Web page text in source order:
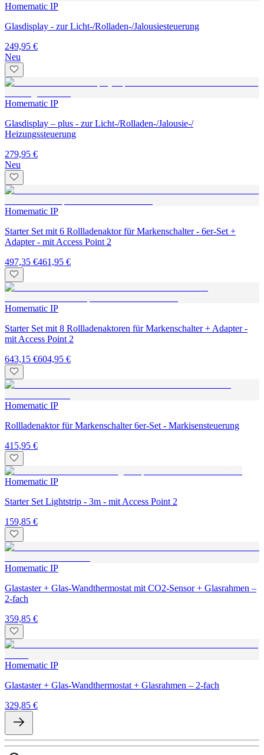
Homematic IP
Glasdisplay - zur Licht-/Rolladen-/Jalousiesteuerung
249,95 €
Neu
Homematic IP
Glasdisplay – plus - zur Licht-/Rolladen-/Jalousie-/
Heizungssteuerung
279,95 €
Neu
Homematic IP
Starter Set mit 6 Rollladenaktor für Markenschalter - 6er-Set +
Adapter - mit Access Point 2
497,35 €461,95 €
Homematic IP
Starter Set mit 8 Rollladenaktoren für Markenschalter + Adapter -
mit Access Point 2
643,15 €604,95 €
Homematic IP
Rollladenaktor für Markenschalter 6er-Set - Markisensteuerung
415,95 €
Homematic IP
Starter Set Lightstrip - 3m - mit Access Point 2
159,85 €
Homematic IP
Glastaster + Glas-Wandthermostat mit CO2-Sensor + Glasrahmen –
2-fach
359,85 €
Homematic IP
Glastaster + Glas-Wandthermostat + Glasrahmen – 2-fach
329,85 €